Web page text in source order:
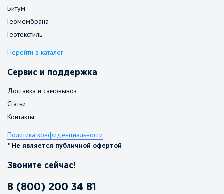
Битум
Геомембрана
Геотекстиль
Перейти в каталог
Сервис и поддержка
Доставка и самовывоз
Статьи
Контакты
Политика конфиденциальности
* Не является публичной офертой
Звоните сейчас!
8 (800) 200 34 81